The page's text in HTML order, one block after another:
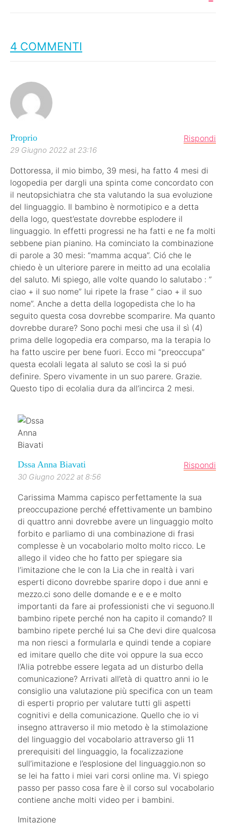
4 COMMENTI
Proprio
29 Giugno 2022 at 23:16
Rispondi
Dottoressa, il mio bimbo, 39 mesi, ha fatto 4 mesi di
logopedia per dargli una spinta come concordato con
il neutopsichiatra che sta valutando la sua evoluzione
del linguaggio. Il bambino è normotipico e a detta
della logo, quest’estate dovrebbe esplodere il
linguaggio. In effetti progressi ne ha fatti e ne fa molti
sebbene pian pianino. Ha cominciato la combinazione
di parole a 30 mesi: “mamma acqua”. Ció che le
chiedo è un ulteriore parere in meitto ad una ecolalia
del saluto. Mi spiego, alle volte quando lo salutabo : ”
ciao + il suo nome” lui ripete la frase ” ciao + il suo
nome”. Anche a detta della logopedista che lo ha
seguito questa cosa dovrebbe scomparire. Ma quanto
dovrebbe durare? Sono pochi mesi che usa il sì (4)
prima delle logopedia era comparso, ma la terapia lo
ha fatto uscire per bene fuori. Ecco mi “preoccupa”
questa ecolali legata al saluto se così la si puó
definire. Spero vivamente in un suo parere. Grazie.
Questo tipo di ecolalia dura da all’incirca 2 mesi.
Dssa Anna Biavati
30 Giugno 2022 at 8:56
Rispondi
Carissima Mamma capisco perfettamente la sua
preoccupazione perché effettivamente un bambino
di quattro anni dovrebbe avere un linguaggio molto
forbito e parliamo di una combinazione di frasi
complesse è un vocabolario molto molto ricco. Le
allego il video che ho fatto per spiegare sia
l’imitazione che le con la Lia che in realtà i vari
esperti dicono dovrebbe sparire dopo i due anni e
mezzo.ci sono delle domande e e e e molto
importanti da fare ai professionisti che vi seguono.Il
bambino ripete perché non ha capito il comando? Il
bambino ripete perché lui sa Che devi dire qualcosa
ma non riesci a formularla e quindi tende a copiare
ed imitare quello che dite voi oppure la sua ecco
l’Alia potrebbe essere legata ad un disturbo della
comunicazione? Arrivati all’età di quattro anni io le
consiglio una valutazione più specifica con un team
di esperti proprio per valutare tutti gli aspetti
cognitivi e della comunicazione. Quello che io vi
insegno attraverso il mio metodo è la stimolazione
del linguaggio del vocabolario attraverso gli 11
prerequisiti del linguaggio, la focalizzazione
sull’imitazione e l’esplosione del linguaggio.non so
se lei ha fatto i miei vari corsi online ma. Vi spiego
passo per passo cosa fare è il corso sul vocabolario
contiene anche molti video per i bambini.
Imitazione